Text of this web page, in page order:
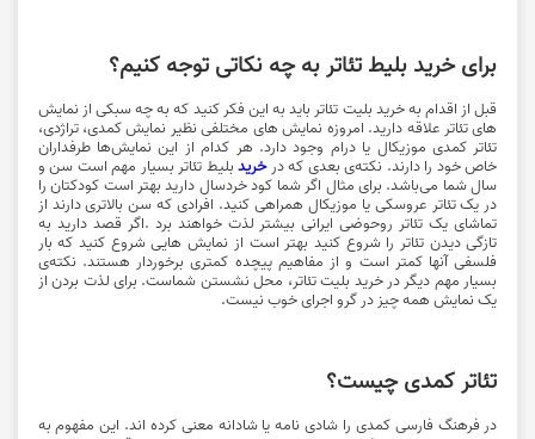
برای خرید بلیط تئاتر به چه نکاتی توجه کنیم؟
قبل از اقدام به خرید بلیت تئاتر باید به این فکر کنید که به چه سبکی از نمایش
های تئاتر علاقه دارید. امروزه نمایش های مختلفی نظیر نمایش کمدی، تراژدی،
تئاتر کمدی موزیکال یا درام وجود دارد. هر کدام از این نمایش‌ها طرفداران
خاص خود را دارند. نکته‌ی بعدی که درخرید بلیط تئاتر بسیار مهم است سن و
سال شما می‌باشد. برای مثال اگر شما کود خردسال دارید بهتر است کودکتان را
در یک تئاتر عروسکی یا موزیکال همراهی کنید. افرادی که سن بالاتری دارند از
تماشای یک تئاتر روحوضی ایرانی بیشتر لذت خواهند برد .اگر قصد دارید به
تازگی دیدن تئاتر را شروع کنید بهتر است از نمایش هایی شروع کنید که بار
فلسفی آنها کمتر است و از مفاهیم پیچده کمتری برخوردار هستند. نکته‌ی
بسیار مهم دیگر در خرید بلیت تئاتر، محل نشستن شماست. برای لذت بردن از
یک نمایش همه چیز در گرو اجرای خوب نیست.
تئاتر کمدی چیست؟
در فرهنگ فارسی کمدی را شادی نامه یا شادانه معنی کرده اند. این مفهوم به